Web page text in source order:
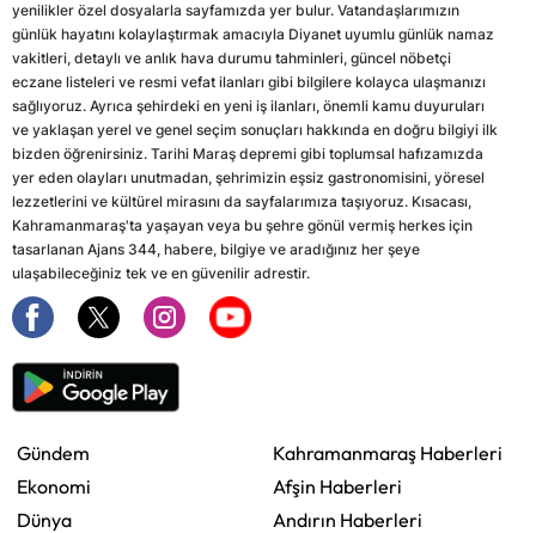
yenilikler özel dosyalarla sayfamızda yer bulur. Vatandaşlarımızın
günlük hayatını kolaylaştırmak amacıyla Diyanet uyumlu günlük namaz
vakitleri, detaylı ve anlık hava durumu tahminleri, güncel nöbetçi
eczane listeleri ve resmi vefat ilanları gibi bilgilere kolayca ulaşmanızı
sağlıyoruz. Ayrıca şehirdeki en yeni iş ilanları, önemli kamu duyuruları
ve yaklaşan yerel ve genel seçim sonuçları hakkında en doğru bilgiyi ilk
bizden öğrenirsiniz. Tarihi Maraş depremi gibi toplumsal hafızamızda
yer eden olayları unutmadan, şehrimizin eşsiz gastronomisini, yöresel
lezzetlerini ve kültürel mirasını da sayfalarımıza taşıyoruz. Kısacası,
Kahramanmaraş'ta yaşayan veya bu şehre gönül vermiş herkes için
tasarlanan Ajans 344, habere, bilgiye ve aradığınız her şeye
ulaşabileceğiniz tek ve en güvenilir adrestir.
Gündem
Ekonomi
Dünya
Kahramanmaraş Haberleri
Afşin Haberleri
Andırın Haberleri